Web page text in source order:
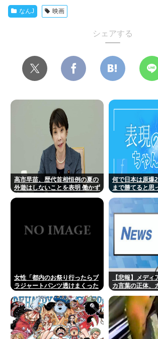
なんJ 映画
シェアする
高市早苗、歴代首相恒例の夏の
外遊はしないことを表明 働かず
何で日本は原爆
まで勝てると思
女性「都内のお祭り行ったらブ
ラジャートパンツ透けまくった
の浴衣着てる女の子がいる」
【悲報】メデ
カ言葉の正体、